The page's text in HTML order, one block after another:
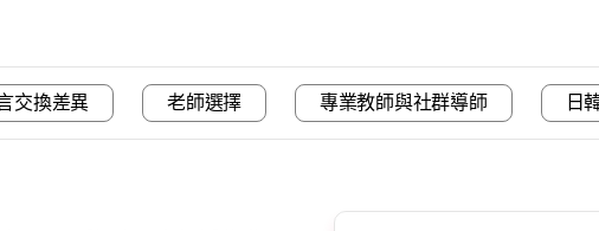
交換差異 老師選擇 專業教師與社群導師 日